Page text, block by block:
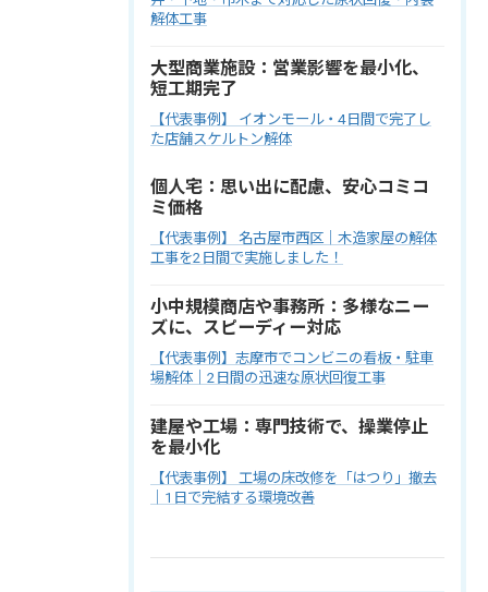
解体工事
大型商業施設：営業影響を最小化、
短工期完了
【代表事例】 イオンモール・4日間で完了し
た店舗スケルトン解体
個人宅：思い出に配慮、安心コミコ
ミ価格
【代表事例】 名古屋市西区｜木造家屋の解体
工事を2日間で実施しました！
小中規模商店や事務所：多様なニー
ズに、スピーディー対応
【代表事例】志摩市でコンビニの看板・駐車
場解体｜2日間の迅速な原状回復工事
建屋や工場：専門技術で、操業停止
を最小化
【代表事例】 工場の床改修を「はつり」撤去
｜1日で完結する環境改善